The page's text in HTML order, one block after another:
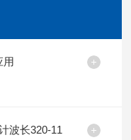
用
波长320-11